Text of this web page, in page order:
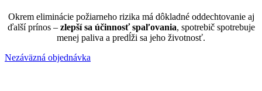
Okrem eliminácie požiarneho rizika má dôkladné oddechtovanie aj
ďalší prínos – zlepší sa účinnosť spaľovania, spotrebič spotrebuje
menej paliva a predĺži sa jeho životnosť.
Nezáväzná objednávka